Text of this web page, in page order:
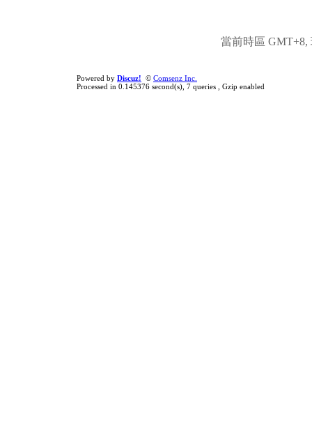
當前時區 GMT+8,
Powered by Discuz! © Comsenz Inc.
Processed in 0.145376 second(s), 7 queries , Gzip enabled